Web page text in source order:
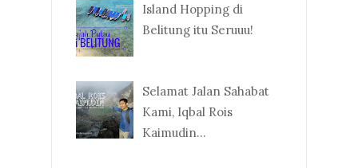
Island Hopping di
Belitung itu Seruuu!
Selamat Jalan Sahabat
Kami, Iqbal Rois
Kaimudin...